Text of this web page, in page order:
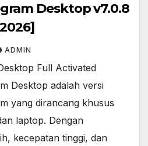
Desktop v7.0.8
ADMIN
Full Activated
Desktop adalah versi
yang dirancang khusus
laptop. Dengan
kecepatan tinggi, dan